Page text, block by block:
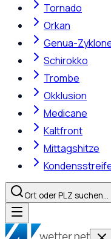
Tornado
Orkan
Genua-
Schirokko
Trombe
Okklusion
Medicane
Kaltfront
Mittagshitze
Ort oder PLZ suchen…